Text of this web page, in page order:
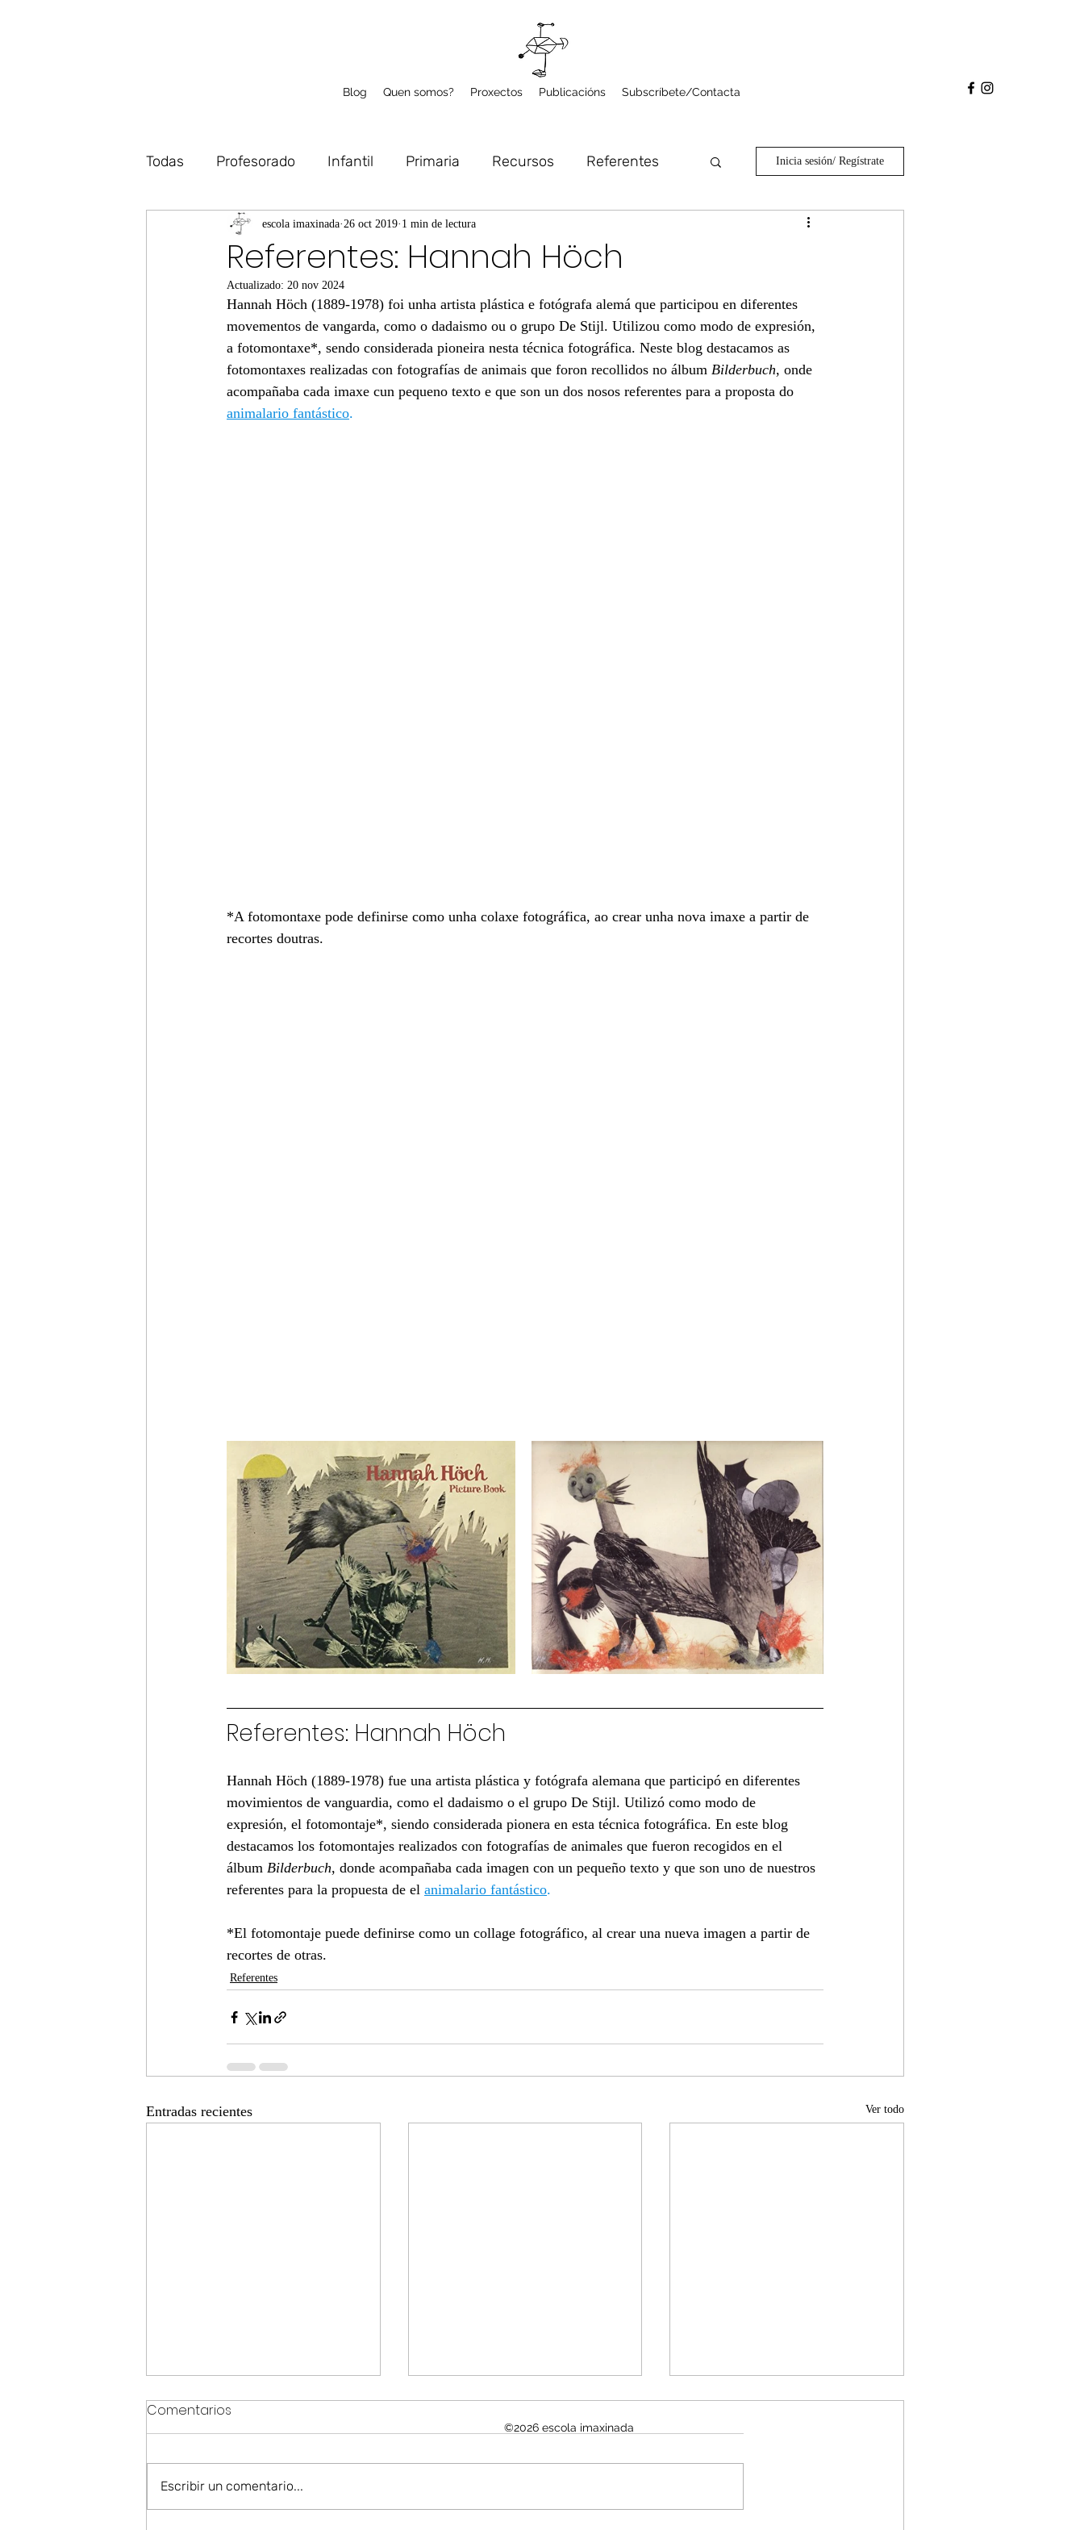
Blog Quen somos? Proxectos Publicacións Subscríbete/Contacta
Todas Profesorado Infantil Primaria Recursos Referentes
Deseño Volume Microproxectos
Inicia sesión/ Regístrate
Referentes: Hannah Höch
escola imaxinada 26 oct 2019 1 min de lectura
Actualizado: 20 nov 2024
Hannah Höch (1889-1978) foi unha artista plástica e fotógrafa alemá que participou en diferentes
movementos de vangarda, como o dadaismo ou o grupo De Stijl. Utilizou como modo de expresión,
a fotomontaxe*​, sendo considerada pioneira nesta técnica fotográfica. Neste blog destacamos as
fotomontaxes realizadas con fotografías de animais que foron recollidos no álbum Bilderbuch, onde
acompañaba cada imaxe cun pequeno texto e que son un dos nosos referentes para a proposta do
animalario fantástico.
*A fotomontaxe pode definirse como unha colaxe fotográfica, ao crear unha nova imaxe a partir de
recortes doutras.
Referentes: Hannah Höch
Hannah Höch (1889-1978) fue una artista plástica y fotógrafa alemana que participó en diferentes
movimientos de vanguardia, como el dadaismo o el grupo De Stijl. Utilizó como modo de
expresión, el fotomontaje*​, siendo considerada pionera en esta técnica fotográfica. En este blog
destacamos los fotomontajes realizados con fotografías de animales que fueron recogidos en el
álbum Bilderbuch, donde acompañaba cada imagen con un pequeño texto y que son uno de nuestros
referentes para la propuesta de el animalario fantástico.
*El fotomontaje puede definirse como un collage fotográfico, al crear una nueva imagen a partir de
recortes de otras.
Referentes
Entradas recientes Ver todo
Referentes: Elvira Leite
Comentarios
Escribir un comentario...
©2026 escola imaxinada